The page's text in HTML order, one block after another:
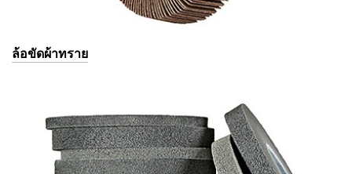
ล้อขัดผ้าทราย